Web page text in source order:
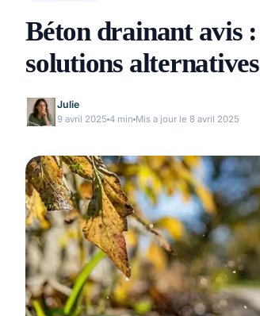
Béton drainant avis
solutions alternatives
Julie
9 avril 2025 4 min Mis a jour le 8 avril 2025